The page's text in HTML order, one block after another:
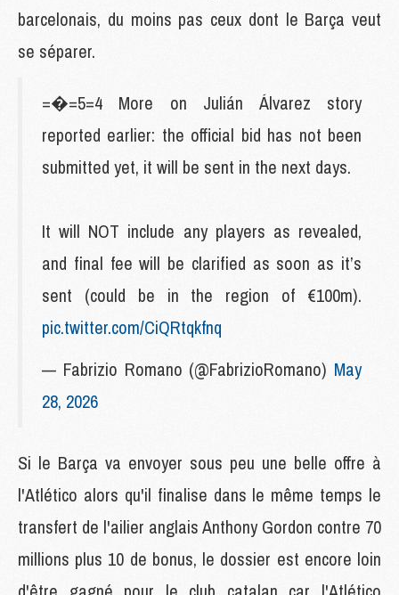
barcelonais, du moins pas ceux dont le Barça veut
se séparer.
=�=5=4 More on Julián Álvarez story
reported earlier: the official bid has not been
submitted yet, it will be sent in the next days.
It will NOT include any players as revealed,
and final fee will be clarified as soon as it’s
sent (could be in the region of €100m).
pic.twitter.com/CiQRtqkfnq
— Fabrizio Romano (@FabrizioRomano) May
28, 2026
Si le Barça va envoyer sous peu une belle offre à
l'Atlético alors qu'il finalise dans le même temps le
transfert de l'ailier anglais Anthony Gordon contre 70
millions plus 10 de bonus, le dossier est encore loin